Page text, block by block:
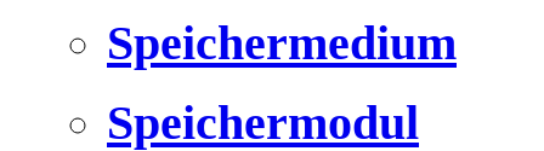
Speichermedium
Speichermodul